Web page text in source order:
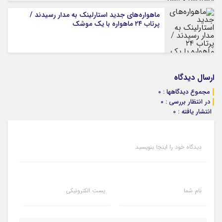
ماهواره‌های جدید استارلینک به مدار رسیدند /
پرتاب ۲۴ ماهواره با یک موشک
ارسال دیدگاه
مجموع دیدگاهها : 0
در انتظار بررسی : 0
انتشار یافته : 0
دیدگاه خود را اینجا بنویسید
نام شما پست الکترونیکی